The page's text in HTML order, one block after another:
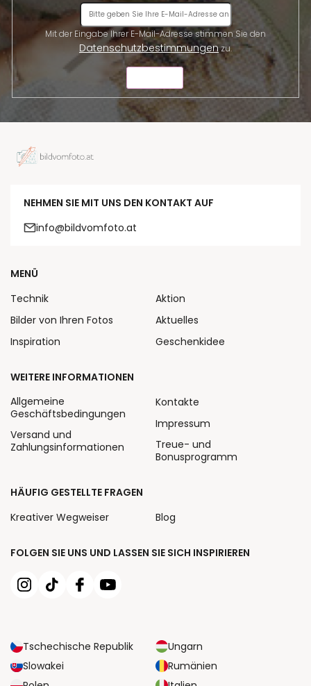
Datenschutzbestimmungenzu.
NEHMEN SIE MIT UNS DEN KONTAKT AUF
info@bildvomfoto.at
FOLGEN SIE UNS UND LASSEN SIE SICH INSPIRIEREN
Tschechische Republik
Ungarn
Slowakei
Rumänien
MENÜ
Technik
Bilder von Ihren Fotos
Inspiration
Aktion
Aktuelles
Geschenkidee
WEITERE INFORMATIONEN
Allgemeine
Geschäftsbedingungen
Versand und
Zahlungsinformationen
Kontakte
Impressum
Treue- und
Bonusprogramm
HÄUFIG GESTELLTE FRAGEN
Kreativer Wegweiser
Blog